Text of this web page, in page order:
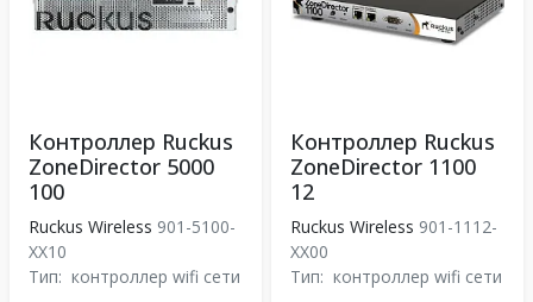
Контроллер Ruckus
ZoneDirector 5000
100
Ruckus Wireless 901-5100-
XX10
Тип: контроллер wifi сети
Контроллер Ruckus
ZoneDirector 1100
12
Ruckus Wireless 901-1112-
XX00
Тип: контроллер wifi сети